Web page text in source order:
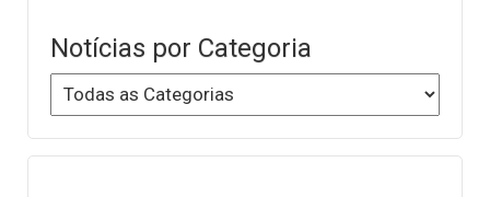
Notícias por Categoria